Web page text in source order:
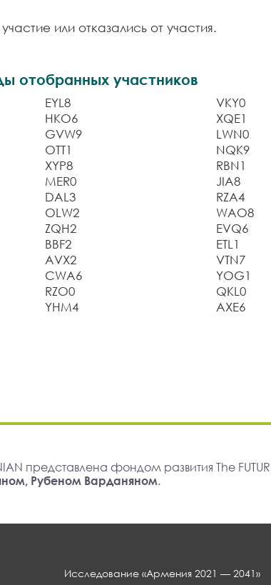
или отказались от участия.
отобранных участников
EYL8
HKO6
GVW9
OTT1
XYP8
MER0
DAL3
OLW2
ZQH2
BBF2
AVX2
CWA6
RZO0
YHM4
VKY0
XQE1
LWN0
NQK9
RBN1
JIA8
RZA4
WAO8
EVQ6
ETL1
VTN7
YOG1
QKL0
AXE6
представлена фондом развития The
Рубеном Варданяном.
Исследование «Армения 2021 — 2041»